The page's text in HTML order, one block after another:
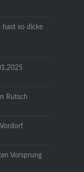
hast so dicke
Rutsch
Vorsprung